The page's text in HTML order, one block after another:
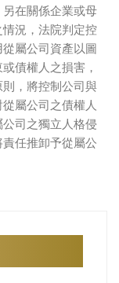
在關係企業或母
況，法院判定控
屬公司資產以圖
債權人之損害，
，將控制公司與
屬公司之債權人
司之獨立人格侵
任推卸予從屬公